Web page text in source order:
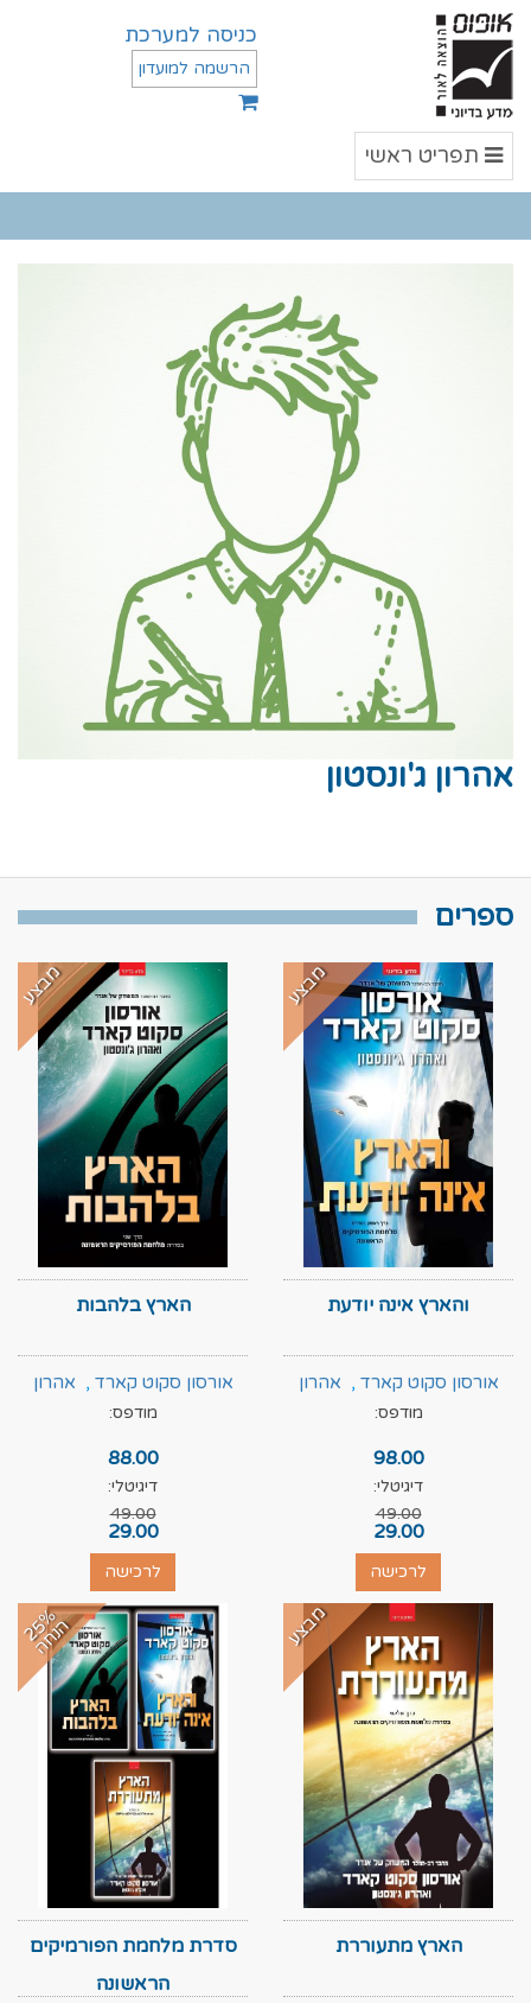
כניסה למערכת
הרשמה למועדון
תפריט
ראשי
תפריט ראשי
אהרון ג'ונסטון
ספרים
מבצע
והארץ אינה יודעת
אורסון סקוט קארד , אהרון
ג'ונסטון
מודפס:
98.00
דיגיטלי:
49.00
29.00
לרכישה
מבצע
הארץ בלהבות
אורסון סקוט קארד , אהרון
ג'ונסטון
מודפס:
88.00
דיגיטלי:
49.00
29.00
לרכישה
מבצע
הארץ מתעוררת
2
5
%
ה
נ
ח
ה
סדרת מלחמת הפורמיקים
הראשונה